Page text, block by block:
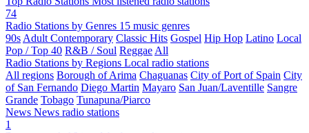
74
Radio Stations by Genres 15 music genres
90s Adult Contemporary Classic Hits Gospel Hip Hop Latino Local
Pop / Top 40 R&B / Soul Reggae All
Radio Stations by Regions Local radio stations
All regions Borough of Arima Chaguanas City of Port of Spain City
of San Fernando Diego Martin Mayaro San Juan/Laventille Sangre
Grande Tobago Tunapuna/Piarco
News News radio stations
1